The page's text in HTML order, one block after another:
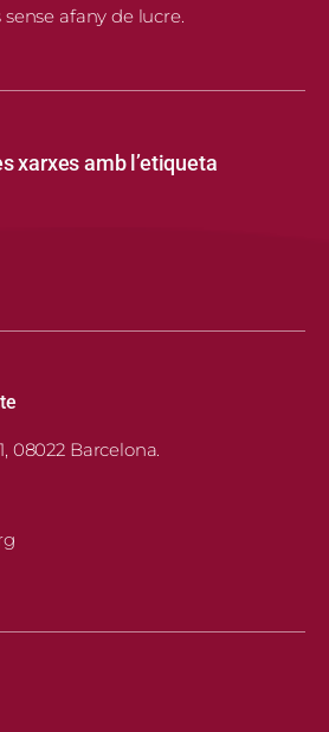
afany de lucre.
xarxes amb l’etiqueta
08022 Barcelona.